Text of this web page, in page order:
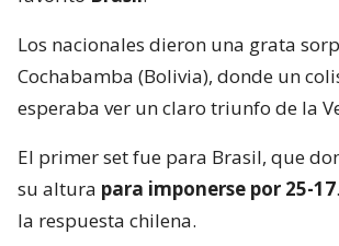
Los nacionales dieron una grata
Cochabamba (Bolivia), donde un
esperaba ver un claro triunfo de la
El primer set fue para Brasil, que
su altura para imponerse por 25-17
la respuesta chilena.